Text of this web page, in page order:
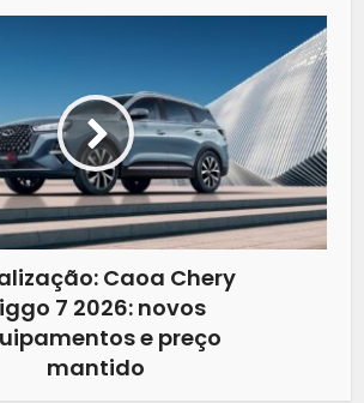
Caoa Chery
7 2026: novos
e preço
mantido